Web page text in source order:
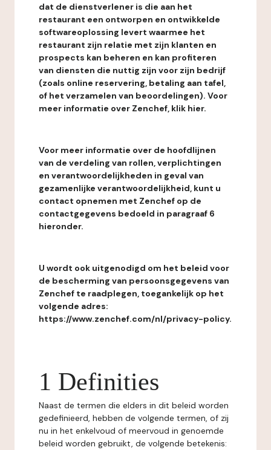
dat de dienstverlener is die aan het
restaurant een ontworpen en ontwikkelde
softwareoplossing levert waarmee het
restaurant zijn relatie met zijn klanten en
prospects kan beheren en kan profiteren
van diensten die nuttig zijn voor zijn bedrijf
(zoals online reservering, betaling aan tafel,
of het verzamelen van beoordelingen). Voor
meer informatie over Zenchef, klik hier.
Voor meer informatie over de hoofdlijnen
van de verdeling van rollen, verplichtingen
en verantwoordelijkheden in geval van
gezamenlijke verantwoordelijkheid, kunt u
contact opnemen met Zenchef op de
contactgegevens bedoeld in paragraaf 6
hieronder.
U wordt ook uitgenodigd om het beleid voor
de bescherming van persoonsgegevens van
Zenchef te raadplegen, toegankelijk op het
volgende adres:
https://www.zenchef.com/nl/privacy-policy.
1 Definities
Naast de termen die elders in dit beleid worden
gedefinieerd, hebben de volgende termen, of zij
nu in het enkelvoud of meervoud in genoemde
beleid worden gebruikt, de volgende betekenis: